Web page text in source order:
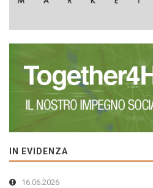
IN EVIDENZA
16.06.2026